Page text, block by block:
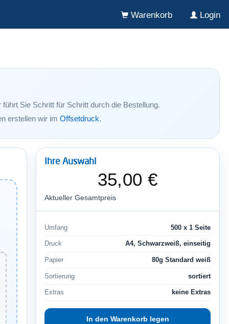
Login
Warenkorb
Sie Schritt für Schritt durch die Bestellung.
erstellen wir im Offsetdruck.
Ihre Auswahl
35,00 €
Aktueller Gesamtpreis
Umfang 500 x 1 Seite
Druck A4, Schwarzweiß, einseitig
Papier 80g Standard weiß
Sortierung sortiert
Extras keine Extras